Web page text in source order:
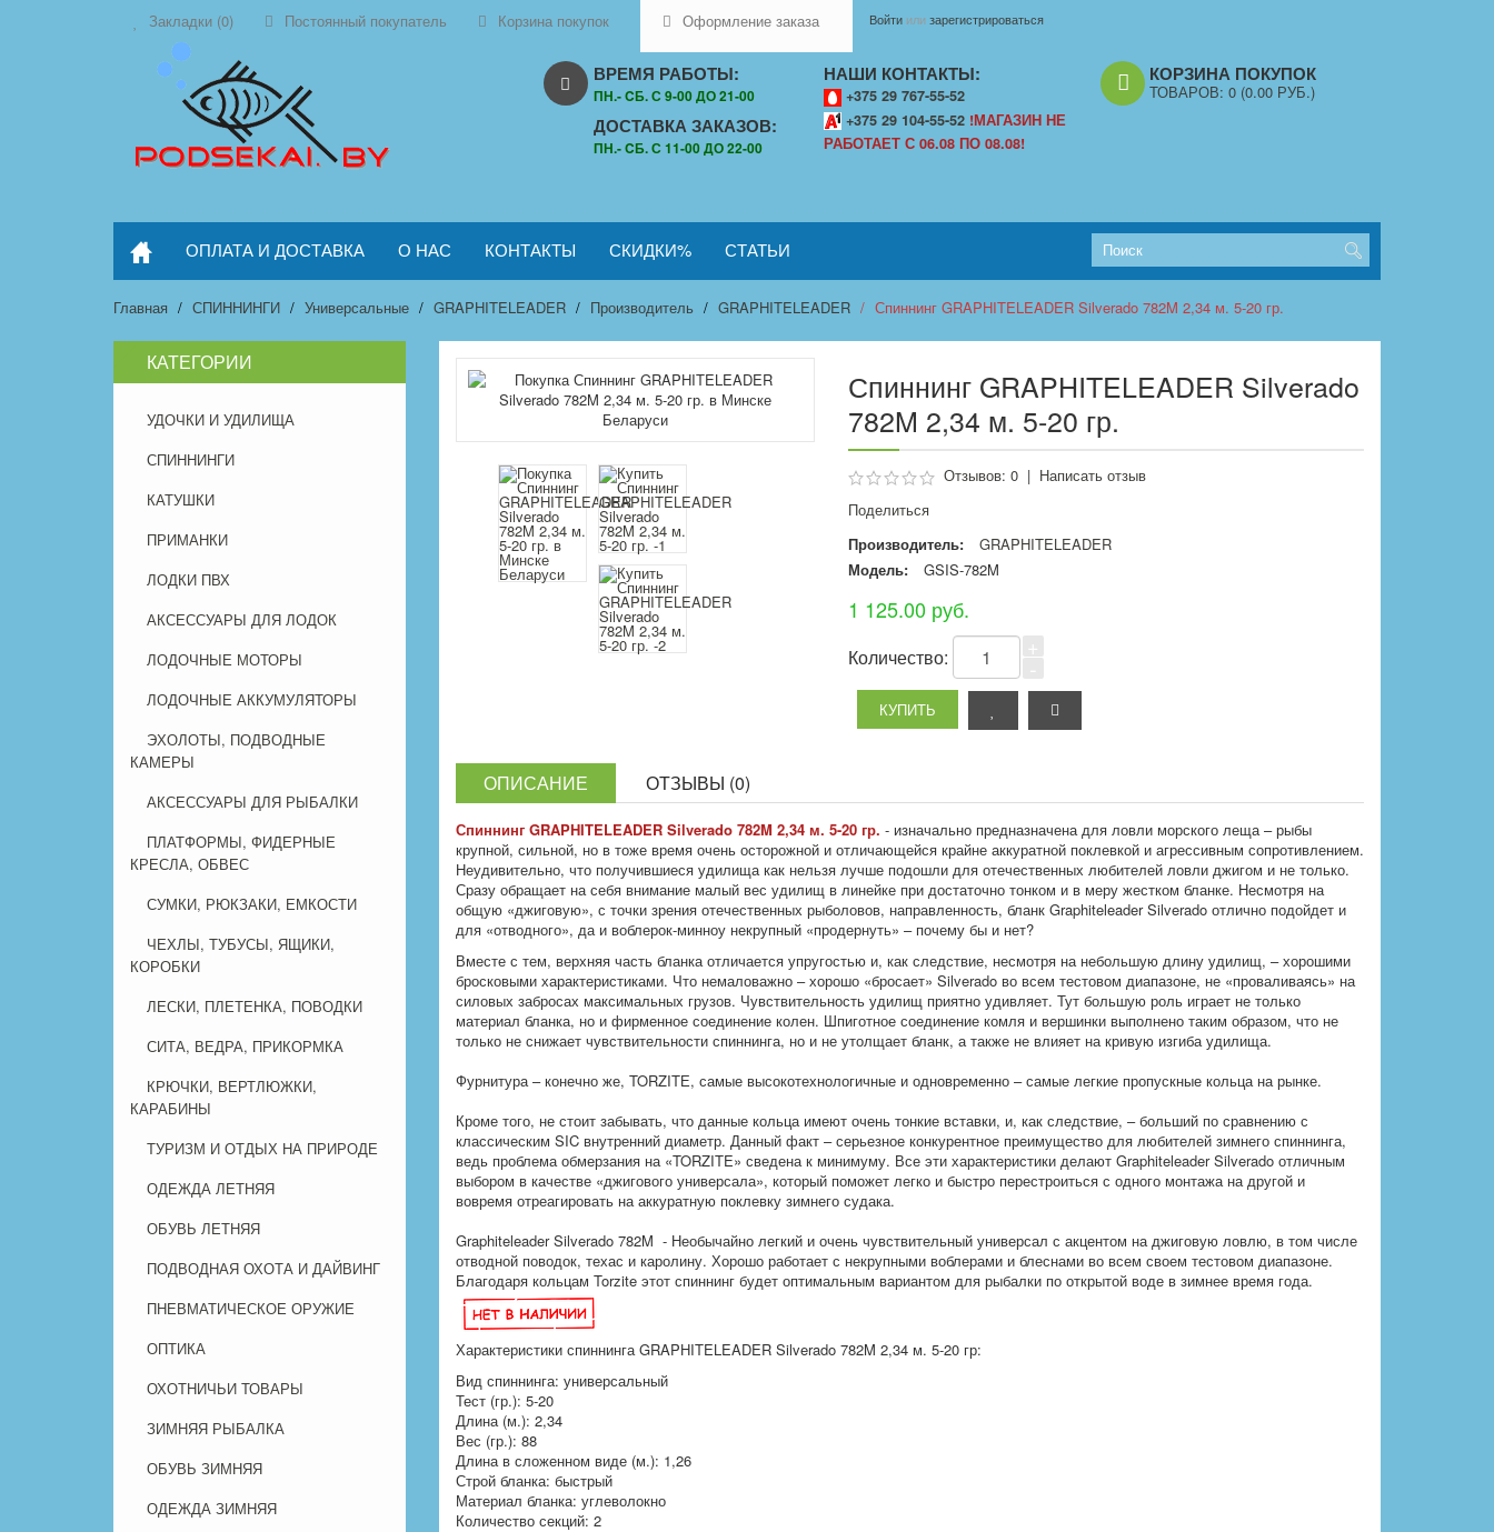
Закладки (0) Постоянный покупатель Корзина покупок Оформление заказа Войти илизарегистрироваться
ВРЕМЯ РАБОТЫ:
ПН.- CБ. С 9-00 ДО 21-00
ДОСТАВКА ЗАКАЗОВ:
ПН.- CБ. С 11-00 ДО 22-00
НАШИ КОНТАКТЫ:
+375 29 767-55-52
+375 29 104-55-52 !МАГАЗИН НЕ
РАБОТАЕТ С 06.08 ПО 08.08!
КОРЗИНА ПОКУПОК
ТОВАРОВ: 0 (0.00 РУБ.)
ОПЛАТА И ДОСТАВКА О НАС КОНТАКТЫ СКИДКИ% СТАТЬИ
Главная СПИННИНГИ Универсальные GRAPHITELEADER Производитель GRAPHITELEADER Спиннинг GRAPHITELEADER Silverado 782M 2,34 м. 5-20 гр.
КАТЕГОРИИ
УДОЧКИ И УДИЛИЩА
СПИННИНГИ
КАТУШКИ
ПРИМАНКИ
ЛОДКИ ПВХ
АКСЕССУАРЫ ДЛЯ ЛОДОК
ЛОДОЧНЫЕ МОТОРЫ
ЛОДОЧНЫЕ АККУМУЛЯТОРЫ
ЭХОЛОТЫ, ПОДВОДНЫЕ
КАМЕРЫ
АКСЕССУАРЫ ДЛЯ РЫБАЛКИ
ПЛАТФОРМЫ, ФИДЕРНЫЕ
КРЕСЛА, ОБВЕС
СУМКИ, РЮКЗАКИ, ЕМКОСТИ
ЧЕХЛЫ, ТУБУСЫ, ЯЩИКИ,
КОРОБКИ
ЛЕСКИ, ПЛЕТЕНКА, ПОВОДКИ
СИТА, ВЕДРА, ПРИКОРМКА
КРЮЧКИ, ВЕРТЛЮЖКИ,
КАРАБИНЫ
ТУРИЗМ И ОТДЫХ НА ПРИРОДЕ
ОДЕЖДА ЛЕТНЯЯ
ОБУВЬ ЛЕТНЯЯ
ПОДВОДНАЯ ОХОТА И ДАЙВИНГ
ПНЕВМАТИЧЕСКОЕ ОРУЖИЕ
ОПТИКА
ОХОТНИЧЬИ ТОВАРЫ
ЗИМНЯЯ РЫБАЛКА
ОБУВЬ ЗИМНЯЯ
ОДЕЖДА ЗИМНЯЯ
Спиннинг GRAPHITELEADER Silverado
782M 2,34 м. 5-20 гр.
Отзывов: 0| Написать отзыв
Поделиться
Производитель:
GRAPHITELEADER
Модель:
GSIS-782M
1 125.00 руб.
Количество:
ОПИСАНИЕ ОТЗЫВЫ (0)
Спиннинг GRAPHITELEADER Silverado 782M 2,34 м. 5-20 гр. - изначально предназначена для ловли морского леща – рыбы
крупной, сильной, но в тоже время очень осторожной и отличающейся крайне аккуратной поклевкой и агрессивным сопротивлением.
Неудивительно, что получившиеся удилища как нельзя лучше подошли для отечественных любителей ловли джигом и не только.
Сразу обращает на себя внимание малый вес удилищ в линейке при достаточно тонком и в меру жестком бланке. Несмотря на
общую «джиговую», с точки зрения отечественных рыболовов, направленность, бланк Graphiteleader Silverado отлично подойдет и
для «отводного», да и воблерок-минноу некрупный «продернуть» – почему бы и нет?
Вместе с тем, верхняя часть бланка отличается упругостью и, как следствие, несмотря на небольшую длину удилищ, – хорошими
бросковыми характеристиками. Что немаловажно – хорошо «бросает» Silverado во всем тестовом диапазоне, не «проваливаясь» на
силовых забросах максимальных грузов. Чувствительность удилищ приятно удивляет. Тут большую роль играет не только
материал бланка, но и фирменное соединение колен. Шпиготное соединение комля и вершинки выполнено таким образом, что не
только не снижает чувствительности спиннинга, но и не утолщает бланк, а также не влияет на кривую изгиба удилища.
Фурнитура – конечно же, TORZITЕ, самые высокотехнологичные и одновременно – самые легкие пропускные кольца на рынке.
Кроме того, не стоит забывать, что данные кольца имеют очень тонкие вставки, и, как следствие, – больший по сравнению с
классическим SIC внутренний диаметр. Данный факт – серьезное конкурентное преимущество для любителей зимнего спиннинга,
ведь проблема обмерзания на «TORZITE» сведена к минимуму. Все эти характеристики делают Graphiteleader Silverado отличным
выбором в качестве «джигового универсала», который поможет легко и быстро перестроиться с одного монтажа на другой и
вовремя отреагировать на аккуратную поклевку зимнего судака.
Graphiteleader Silverado 782M - Необычайно легкий и очень чувствительный универсал с акцентом на джиговую ловлю, в том числе
отводной поводок, техас и каролину. Хорошо работает с некрупными воблерами и блеснами во всем своем тестовом диапазоне.
Благодаря кольцам Torzite этот спиннинг будет оптимальным вариантом для рыбалки по открытой воде в зимнее время года.
Характеристики спиннинга GRAPHITELEADER Silverado 782M 2,34 м. 5-20 гр:
Вид спиннинга: универсальный
Тест (гр.): 5-20
Длина (м.): 2,34
Вес (гр.): 88
Длина в сложенном виде (м.): 1,26
Строй бланка: быстрый
Материал бланка: углеволокно
Количество секций: 2